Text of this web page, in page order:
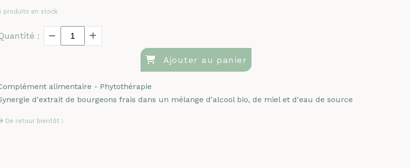
produits en stock
:
Ajouter au panier
alimentaire - Phytothérapie
d'extrait de bourgeons frais dans un mélange d'alcool bio, de miel et d'eau de source
De retour bientôt !